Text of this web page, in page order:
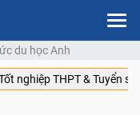
du học Anh
nghiệp THPT & Tuyển